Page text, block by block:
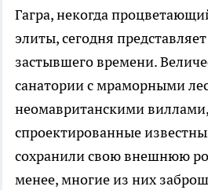
Гагра, некогда
элиты, сегодня
застывшего времени.
санатории с мраморными
неомавританскими виллами,
спроектированные
сохранили свою внешнюю
менее, многие из них